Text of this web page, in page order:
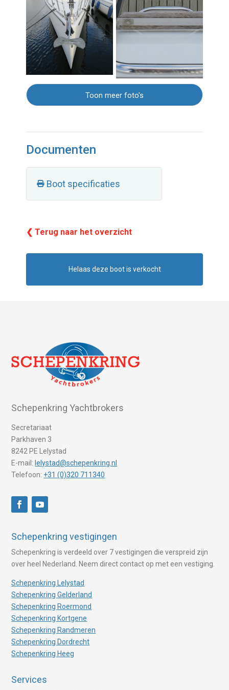
Toon meer foto's
Documenten
Boot specificaties
❮ Terug naar het overzicht
Helaas deze boot is verkocht
Schepenkring Yachtbrokers
Secretariaat
Parkhaven 3
8242 PE Lelystad
E-mail: lelystad@schepenkring.nl
Telefoon: +31 (0)320 711340
Schepenkring vestigingen
Schepenkring is verdeeld over 7 vestigingen die verspreid zijn
over heel Nederland. Neem direct contact op met een vestiging.
Schepenkring Lelystad
Schepenkring Gelderland
Schepenkring Roermond
Schepenkring Kortgene
Schepenkring Randmeren
Schepenkring Dordrecht
Schepenkring Heeg
Services